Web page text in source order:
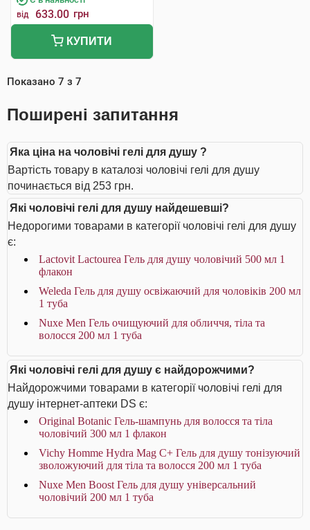
від 633.00 грн
КУПИТИ
Показано 7 з 7
Поширені запитання
Яка ціна на чоловічі гелі для душу ?
Вартість товару в каталозі чоловічі гелі для душу
починається від 253 грн.
Які чоловічі гелі для душу найдешевші?
Недорогими товарами в категорії чоловічі гелі для душу
є:
Lactovit Lactourea Гель для душу чоловічий 500 мл 1
флакон
Weleda Гель для душу освіжаючий для чоловіків 200 мл
1 туба
Nuxe Men Гель очищуючий для обличчя, тіла та
волосся 200 мл 1 туба
Які чоловічі гелі для душу є найдорожчими?
Найдорожчими товарами в категорії чоловічі гелі для
душу інтернет-аптеки DS є:
Original Botanic Гель-шампунь для волосся та тіла
чоловічий 300 мл 1 флакон
Vichy Homme Hydra Mag C+ Гель для душу тонізуючий
зволожуючий для тіла та волосся 200 мл 1 туба
Nuxe Men Boost Гель для душу універсальний
чоловічий 200 мл 1 туба